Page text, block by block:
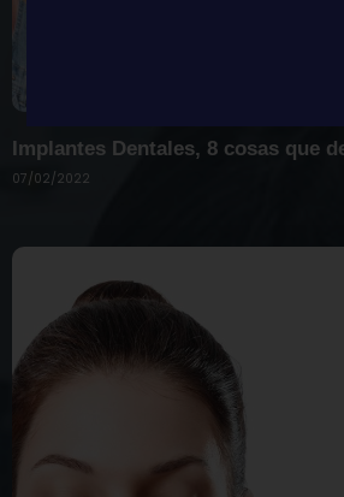
Implantes Dentales, 8 cosas que
07/02/2022